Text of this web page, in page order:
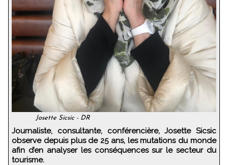
Josette Sicsic - DR
Journaliste, consultante, conférencière, Josette Sicsic
observe depuis plus de 25 ans, les mutations du monde
afin d’en analyser les conséquences sur le secteur du
tourisme.